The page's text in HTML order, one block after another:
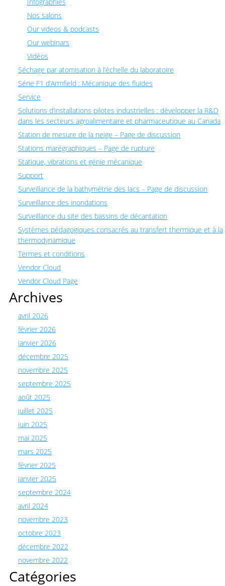
Nos salons
Our videos & podcasts
Our webinars
Vidéos
Séchage par atomisation à l’échelle du laboratoire
Série F1 d’Armfield : Mécanique des fluides
Service
Solutions d’installations pilotes industrielles : développer la R&D
dans les secteurs agroalimentaire et pharmaceutique au Canada
Station de mesure de la neige – Page de discussion
Stations marégraphiques – Page de rupture
Statique, vibrations et génie mécanique
Support
Surveillance de la bathymétrie des lacs – Page de discussion
Surveillance des inondations
Surveillance du site des bassins de décantation
Systèmes pédagogiques consacrés au transfert thermique et à la
thermodynamique
Termes et conditions
Vendor Cloud
Vendor Cloud Page
Archives
avril 2026
février 2026
janvier 2026
décembre 2025
novembre 2025
septembre 2025
août 2025
juillet 2025
juin 2025
mai 2025
mars 2025
février 2025
janvier 2025
septembre 2024
avril 2024
novembre 2023
octobre 2023
décembre 2022
novembre 2022
Catégories